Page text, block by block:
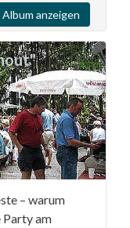
Album anzeigen
– warum
Party am